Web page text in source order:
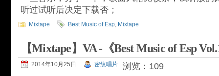
听过试听后决定下载否；
Mixtape Best Music of Esp, Mixtape
【Mixtape】VA -《Best Music of Esp
2014年10月25日 密纹唱片
浏览：109